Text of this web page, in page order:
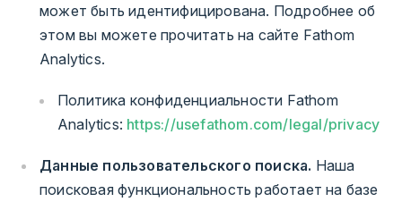
может быть идентифицирована. Подробнее об
этом вы можете прочитать на сайте Fathom
Analytics.
Политика конфиденциальности Fathom
Analytics: https://usefathom.com/legal/privacy
Данные пользовательского поиска. Наша
поисковая функциональность работает на базе